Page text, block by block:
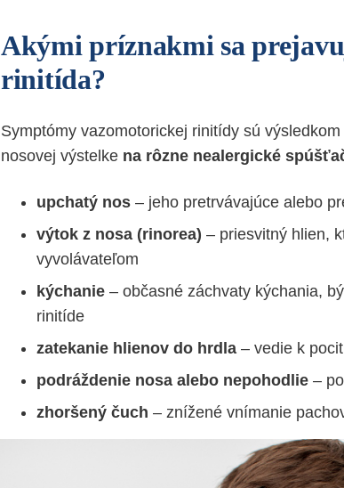
Akými príznakmi sa
rinitída?
Symptómy vazomotorickej rinitídy sú výsledkom
nosovej výstelke na rôzne nealergické
upchatý nos – jeho pretrvávajúce alebo
výtok z nosa (rinorea) – priesvitný hlien,
vyvolávateľom
kýchanie – občasné záchvaty kýchania,
rinitíde
zatekanie hlienov do hrdla – vedie k
podráždenie nosa alebo nepohodlie –
zhoršený čuch – znížené vnímanie